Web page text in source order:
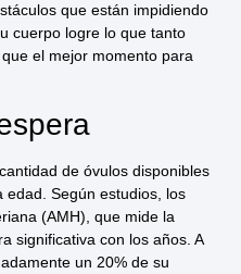
que están impidiendo
cuerpo logre lo que tanto
el mejor momento para
de óvulos disponibles
edad. Según estudios, los
(AMH), que mide la
significativa con los años. A
un 20% de su